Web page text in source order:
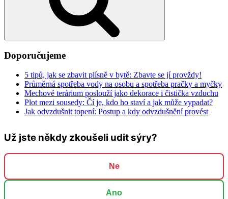
Doporučujeme
5 tipů, jak se zbavit plísně v bytě: Zbavte se jí provždy!
Průměrná spotřeba vody na osobu a spotřeba pračky a myčky
Mechové terárium poslouží jako dekorace i čistička vzduchu
Plot mezi sousedy: Čí je, kdo ho staví a jak může vypadat?
Jak odvzdušnit topení: Postup a kdy odvzdušnění provést
Už jste někdy zkoušeli udit sýry?
Ne
Ano